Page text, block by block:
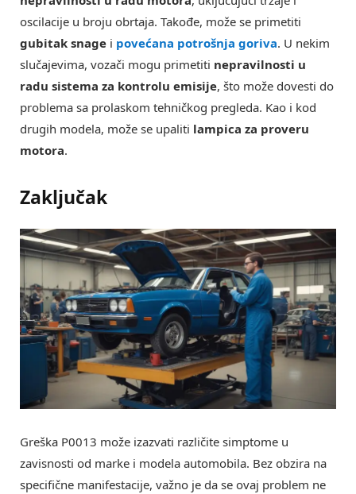
oscilacije u broju obrtaja. Takođe, može se primetiti
gubitak snage i povećana potrošnja goriva. U nekim
slučajevima, vozači mogu primetiti nepravilnosti u
radu sistema za kontrolu emisije, što može dovesti do
problema sa prolaskom tehničkog pregleda. Kao i kod
drugih modela, može se upaliti lampica za proveru
motora.
Zaključak
Greška P0013 može izazvati različite simptome u
zavisnosti od marke i modela automobila. Bez obzira na
specifične manifestacije, važno je da se ovaj problem ne